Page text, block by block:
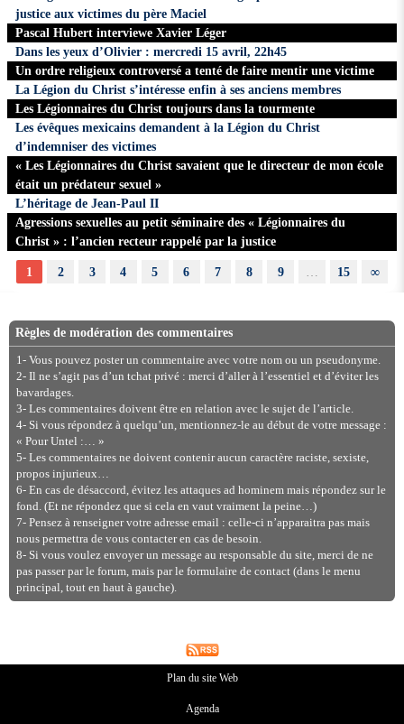
justice aux victimes du père Maciel
Pascal Hubert interviewe Xavier Léger
Dans les yeux d’Olivier : mercredi 15 avril, 22h45
Un ordre religieux controversé a tenté de faire mentir une victime
La Légion du Christ s’intéresse enfin à ses anciens membres
Les Légionnaires du Christ toujours dans la tourmente
Les évêques mexicains demandent à la Légion du Christ
d’indemniser des victimes
« Les Légionnaires du Christ savaient que le directeur de mon école
était un prédateur sexuel »
L’héritage de Jean-Paul II
Agressions sexuelles au petit séminaire des « Légionnaires du
Christ » : l’ancien recteur rappelé par la justice
1 2 3 4 5 6 7 8 9 … 15 ∞
Règles de modération des commentaires
1- Vous pouvez poster un commentaire avec votre nom ou un pseudonyme.
2- Il ne s’agit pas d’un tchat privé : merci d’aller à l’essentiel et d’éviter les
bavardages.
3- Les commentaires doivent être en relation avec le sujet de l’article.
4- Si vous répondez à quelqu’un, mentionnez-le au début de votre message :
« Pour Untel :… »
5- Les commentaires ne doivent contenir aucun caractère raciste, sexiste,
propos injurieux…
6- En cas de désaccord, évitez les attaques ad hominem mais répondez sur le
fond. (Et ne répondez que si cela en vaut vraiment la peine…)
7- Pensez à renseigner votre adresse email : celle-ci n’apparaitra pas mais
nous permettra de vous contacter en cas de besoin.
8- Si vous voulez envoyer un message au responsable du site, merci de ne
pas passer par le forum, mais par le formulaire de contact (dans le menu
principal, tout en haut à gauche).
Plan du site Web
Agenda